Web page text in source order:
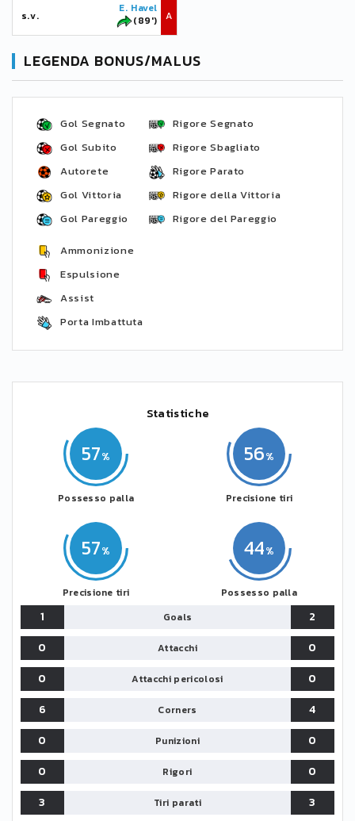
s.v.
E. Havel
(89')
A
LEGENDA BONUS/MALUS
Gol Segnato
Gol Subito
Autorete
Gol Vittoria
Gol Pareggio
Rigore Segnato
Rigore Sbagliato
Rigore Parato
Rigore della Vittoria
Rigore del Pareggio
Ammonizione
Espulsione
Assist
Porta Imbattuta
Statistiche
57
Possesso palla
57
Precisione tiri
44
Possesso palla
56
Precisione tiri
1 Goals
2
0
Attacchi
0
0
Attacchi pericolosi
0
6
Corners
4
0
Punizioni
0
0
Rigori
0
3
Tiri parati 3